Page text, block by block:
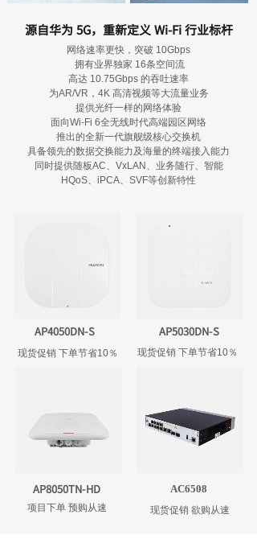
源自华为 5G，重新定义 Wi-Fi 行业标杆
网络速率更快，突破 10Gbps
拥有业界独家 16条空间流
高达 10.75Gbps 的吞吐速率
为AR/VR，4K 高清视频等大流量业务
提供光纤一样的网络体验
面向Wi-Fi 6全无线时代高端园区网络
推出的全新一代旗舰级核心交换机
具备领先的数据交换能力及海量的终端接入能力
同时提供随板AC、VxLAN、业务随行、智能
HQoS、iPCA、SVF等创新特性
AP4050DN-S AP5030DN-S
现货促销 欲购从速
现货促销 下单节省10％ 现货促销 下单节省10％
AC6508
AP8050TN-HD
项目下单 预购从速